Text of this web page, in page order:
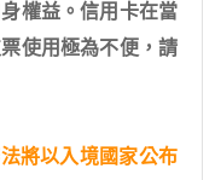
權益。信用卡在當
使用極為不便，請
將以入境國家公布